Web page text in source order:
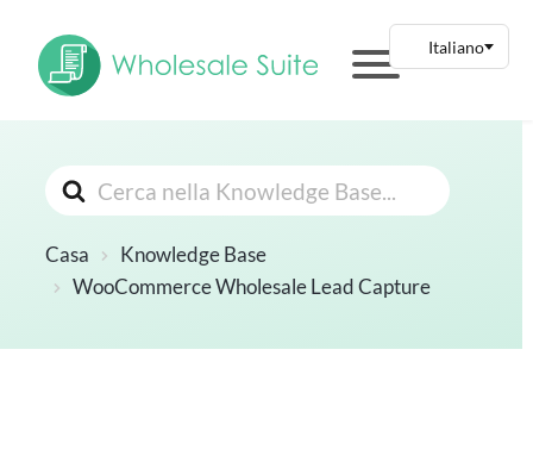
Cerca
Casa
Knowledge Base
WooCommerce Wholesale Lead Capture